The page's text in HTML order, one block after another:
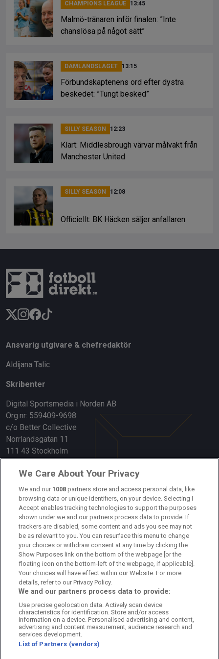
CHAMPIONS LEAGUE 13:45
Malmö-tränaren inför finalen: ”Inte
chanslösa på något sätt”
DAMLANDSLAGET 13:15
Förbundskaptenens ord efter dystra
beskedet: ”Tungt besked”
SILLY SEASON 12:23
Klart: Middlesbrough värvar målvakt från
Manchester United
SILLY SEASON 12:08
Officiellt: BK Häcken säljer anfallaren
Ansvarig utgivare & chefredaktör
Aldijana Talic
Skribenter
Digital Sportsmedia i Norden AB
Org.nr: 559409-9698
c/o Better Collective
Norrlandsgatan 11
111 43 Stockholm
Länkar
Om oss
Kontakta oss
Kundtjänst
Sponsor: Rekatochklart
Annonsera på Fotbolldirekt
Redaktionell policy
Personuppgiftspolicy
Cookiepolicy
Arkiv
We Care About Your Privacy
We and our 1008 partners store and access personal data, like
browsing data or unique identifiers, on your device. Selecting I
Accept enables tracking technologies to support the purposes
shown under we and our partners process data to provide. If
trackers are disabled, some content and ads you see may not
be as relevant to you. You can resurface this menu to change
your choices or withdraw consent at any time by clicking the
Show Purposes link on the bottom of the webpage [or the
floating icon on the bottom-left of the webpage, if applicable].
Your choices will have effect within our Website. For more
details, refer to our Privacy Policy.
We and our partners process data to provide:
Use precise geolocation data. Actively scan device
characteristics for identification. Store and/or access
information on a device. Personalised advertising and content,
advertising and content measurement, audience research and
services development.
List of Partners (vendors)